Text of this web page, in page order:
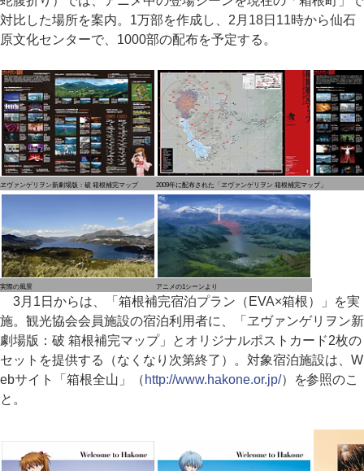
対比した場所を案内。1万部を作成し、2月18日11時から仙石
原文化センターで、1000部の配布を予定する。
ヱヴァンゲリヲン新劇場版：破 箱根補完マップ 2009年に配布された「ヱヴァンゲリヲン 箱根補完マップ」
実際の風景 アニメの1シーンより
3月1日からは、「箱根補完宿泊プラン（EVA×箱根）」を実
施。観光協会会員施設の宿泊利用者に、「ヱヴァンゲリヲン新
劇場版：破 箱根補完マップ」とオリジナルポストカード2枚の
セットを提供する（なくなり次第終了）。対象宿泊施設は、W
ebサイト「箱根全山」（ http://www.hakone.or.jp/）を参照のこ
と。